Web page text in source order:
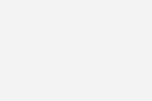
Energien, die die Kosten
im Februar zu vermeiden,
Bau weiterer Erdgaskraftwerke
– egal ob es aus
Quelle kommt.